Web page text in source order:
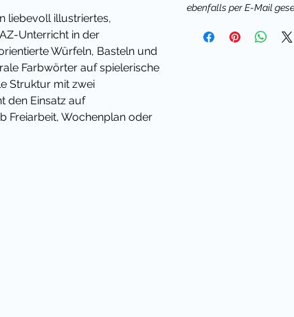
liebevoll illustriertes,
Unterricht in der
Würfeln, Basteln und
Farbwörter auf spielerische
Struktur mit zwei
den Einsatz auf
Freiarbeit, Wochenplan oder
ebenfalls per E-Mail